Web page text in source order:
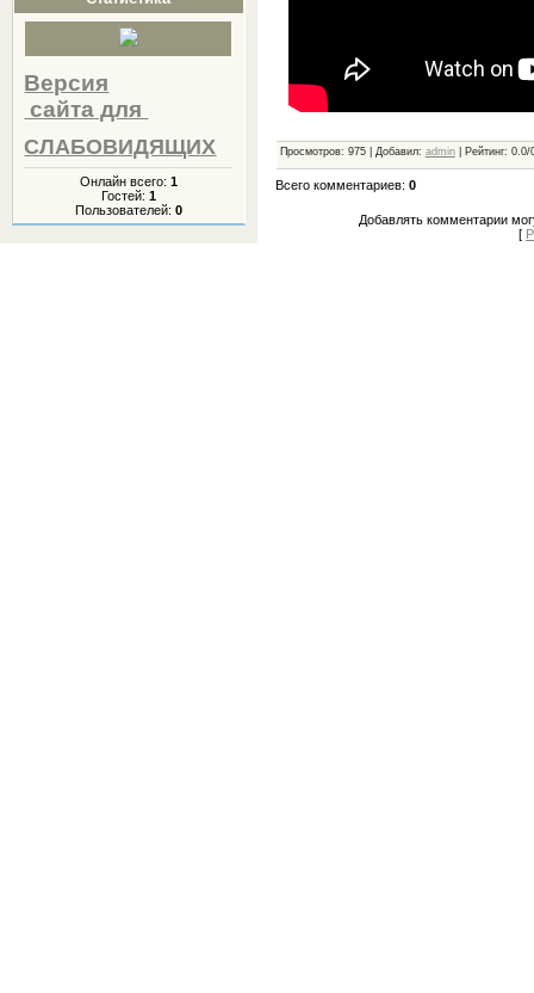
Версия
сайта для
СЛАБОВИДЯЩИХ
Онлайн всего: 1
Гостей: 1
Пользователей: 0
Просмотров: 975| Добавил: admin Рейтинг: 0.0/
Всего комментариев: 0
Добавлять комментарии
[